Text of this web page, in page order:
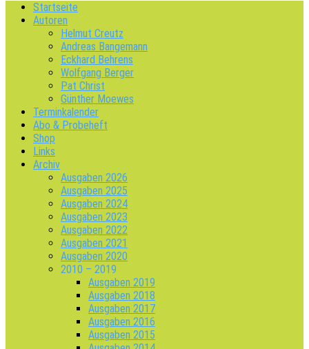
Startseite
Autoren
Helmut Creutz
Andreas Bangemann
Eckhard Behrens
Wolfgang Berger
Pat Christ
Günther Moewes
Terminkalender
Abo & Probeheft
Shop
Links
Archiv
Ausgaben 2026
Ausgaben 2025
Ausgaben 2024
Ausgaben 2023
Ausgaben 2022
Ausgaben 2021
Ausgaben 2020
2010 – 2019
Ausgaben 2019
Ausgaben 2018
Ausgaben 2017
Ausgaben 2016
Ausgaben 2015